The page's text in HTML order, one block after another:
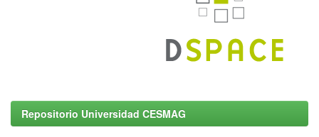
Repositorio Universidad CESMAG